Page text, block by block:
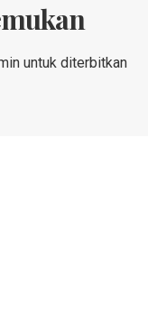
untuk diterbitkan